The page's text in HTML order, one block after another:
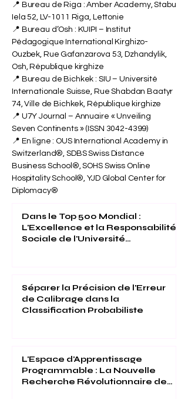
📍 Bureau de Riga : Amber Academy, Stabu
Iela 52, LV-1011 Riga, Lettonie
📍 Bureau d’Osh : KUIPI – Institut
Pédagogique International Kirghizo-
Ouzbek, Rue Gafanzarova 53, Dzhandylik,
Osh, République kirghize
📍 Bureau de Bichkek : SIU – Université
Internationale Suisse, Rue Shabdan Baatyr
74, Ville de Bichkek, République kirghize
📍 U7Y Journal – Annuaire « Unveiling
Seven Continents » (ISSN 3042-4399)
📍 En ligne : OUS International Academy in
Switzerland®, SDBS Swiss Distance
Business School®, SOHS Swiss Online
Hospitality School®, YJD Global Center for
Diplomacy®
Dans le Top 500 Mondial :
L'Excellence et la Responsabilité
Sociale de l'Université
Séparer la Précision de l'Erreur
de Calibrage dans la
Classification Probabiliste
L'Espace d'Apprentissage
Programmable : La Nouvelle
Recherche Révolutionnaire de